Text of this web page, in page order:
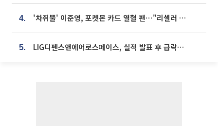
4. '차쥐뿔' 이준영, 포켓몬 카드 열혈 팬⋯"리셀러 처단할 것"
5. LIG디펜스앤에어로스페이스, 실적 발표 후 급락→반등⋯증권가 “28년까지 튼튼”